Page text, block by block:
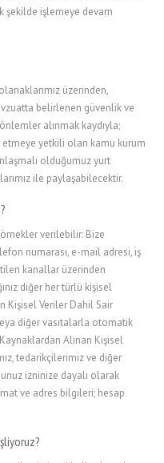
şekilde işlemeye devam
üzerinden,
belirlenen güvenlik ve
alınmak kaydıyla;
yetkili olan kamu kurum
olduğumuz yurt
ile paylaşabilecektir.
verilebilir: Bize
numarası, e-mail adresi, iş
kanallar üzerinden
diğer her türlü kişisel
Kişisel Veriler Dahil Sair
diğer vasıtalarla otomatik
Alınan Kişisel
tedarikçilerimiz ve diğer
izninize dayalı olarak
ve adres bilgileri; hesap